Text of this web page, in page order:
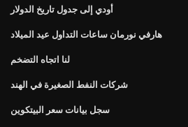
أودي إلى جدول تاريخ الدولار
هارفي نورمان ساعات التداول عيد الميلاد
لنا اتجاه التضخم
شركات النفط الصغيرة في الهند
سجل بيانات سعر البيتكوين